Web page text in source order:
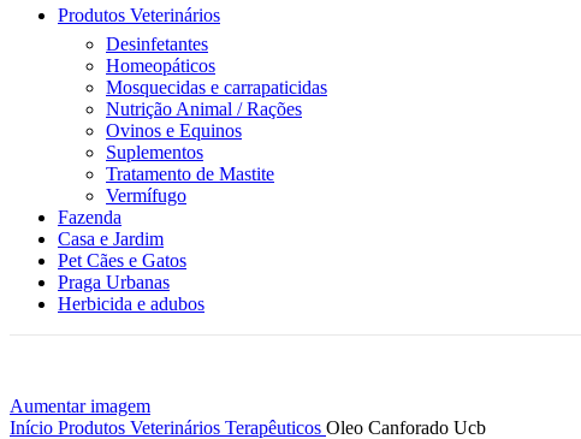
Produtos Veterinários
Desinfetantes
Homeopáticos
Mosquecidas e carrapaticidas
Nutrição Animal / Rações
Ovinos e Equinos
Suplementos
Tratamento de Mastite
Vermífugo
Fazenda
Casa e Jardim
Pet Cães e Gatos
Praga Urbanas
Herbicida e adubos
Aumentar imagem
Início Produtos Veterinários Terapêuticos Oleo Canforado Ucb